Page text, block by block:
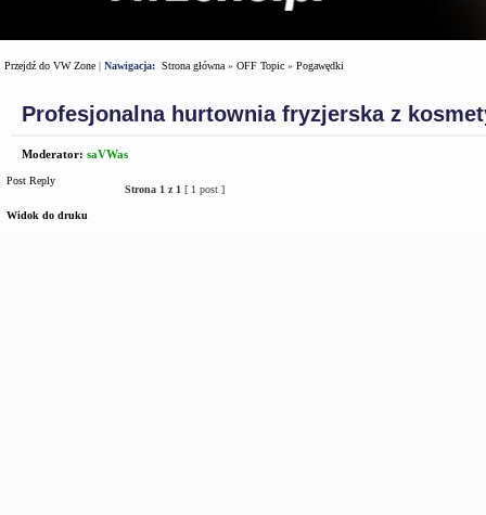
Przejdź do VW Zone | Nawigacja: Strona główna » OFF Topic » Pogawędki
Profesjonalna hurtownia fryzjerska z
Moderator: saVWas
Post Reply
Strona 1 z 1 [ 1 post ]
Widok do druku